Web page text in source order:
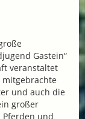
Gastein“
veranstaltet
und auch die
großer
Pferden und